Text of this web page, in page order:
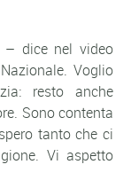
– dice nel video
Voglio
resto anche
Sono contenta
tanto che ci
Vi aspetto